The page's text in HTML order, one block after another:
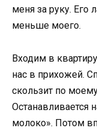
меня за руку. Его
меньше моего.
Входим в
нас в прихожей.
скользит по
Останавливается
молоко». Потом